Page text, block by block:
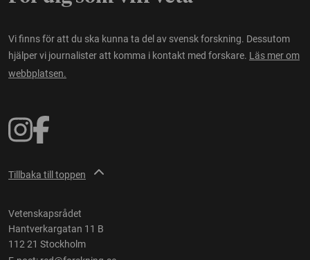
Vi finns för att du ska kunna ta del av svensk forskning. Dessutom
hjälper vi journalister att komma i kontakt med forskare. Läs mer om
webbplatsen.
Tillbaka till toppen
Vetenskapsrådet
Hantverkargatan 11 B
112 21 Stockholm